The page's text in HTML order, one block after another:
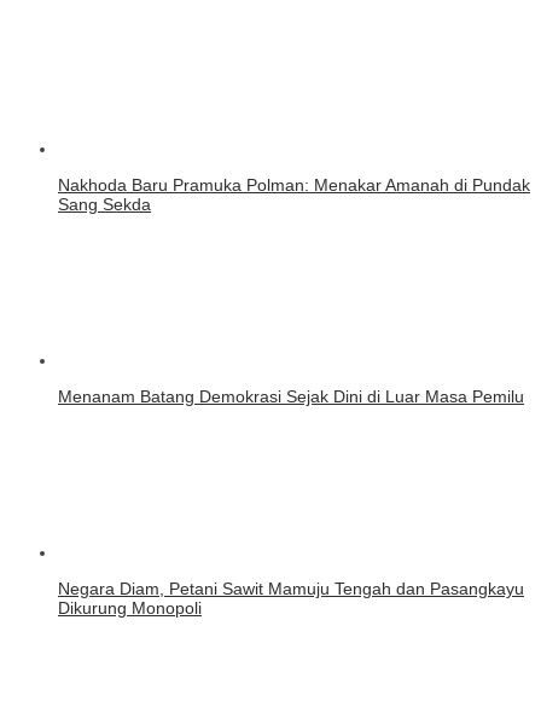
Nakhoda Baru Pramuka Polman: Menakar Amanah di Pundak
Sang Sekda
Menanam Batang Demokrasi Sejak Dini di Luar Masa Pemilu
Negara Diam, Petani Sawit Mamuju Tengah dan Pasangkayu
Dikurung Monopoli